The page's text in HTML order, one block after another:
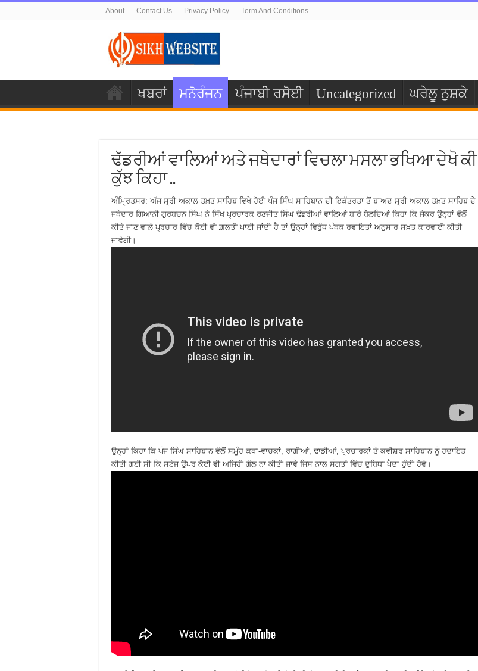
About Contact Us Privacy Policy Term And Conditions
ਖਬਰਾਂ ਮਨੋਰੰਜਨ ਪੰਜਾਬੀ ਰਸੋਈ Uncategorized ਘਰੇਲੂ ਨੁਸ਼ਕੇ
ਢੱਡਰੀਆਂ ਵਾਲਿਆਂ ਅਤੇ ਜਥੇਦਾਰਾਂ ਵਿਚਲਾ ਮਸਲਾ ਭਖਿਆ ਦੇਖੋ ਕੀ
ਕੁੱਝ ਕਿਹਾ ..
ਅੰਮ੍ਰਿਤਸਰ: ਅੱਜ ਸ੍ਰੀ ਅਕਾਲ ਤਖ਼ਤ ਸਾਹਿਬ ਵਿਖੇ ਹੋਈ ਪੰਜ ਸਿੰਘ ਸਾਹਿਬਾਨ ਦੀ ਇਕੱਤਰਤਾ ਤੋਂ ਬਾਅਦ ਸ੍ਰੀ ਅਕਾਲ ਤਖ਼ਤ ਸਾਹਿਬ ਦੇ
ਜਥੇਦਾਰ ਗਿਆਨੀ ਗੁਰਬਚਨ ਸਿੰਘ ਨੇ ਸਿੱਖ ਪ੍ਰਚਾਰਕ ਰਣਜੀਤ ਸਿੰਘ ਢੱਡਰੀਆਂ ਵਾਲਿਆਂ ਬਾਰੇ ਬੋਲਦਿਆਂ ਕਿਹਾ ਕਿ ਜੇਕਰ ਉਨ੍ਹਾਂ ਵੱਲੋਂ
ਕੀਤੇ ਜਾਣ ਵਾਲੇ ਪ੍ਰਚਾਰ ਵਿੱਚ ਕੋਈ ਵੀ ਗ਼ਲਤੀ ਪਾਈ ਜਾਂਦੀ ਹੈ ਤਾਂ ਉਨ੍ਹਾਂ ਵਿਰੁੱਧ ਪੰਥਕ ਰਵਾਇਤਾਂ ਅਨੁਸਾਰ ਸਖ਼ਤ ਕਾਰਵਾਈ ਕੀਤੀ
ਜਾਵੇਗੀ।
ਉਨ੍ਹਾਂ ਕਿਹਾ ਕਿ ਪੰਜ ਸਿੰਘ ਸਾਹਿਬਾਨ ਵੱਲੋਂ ਸਮੂੰਹ ਕਥਾ-ਵਾਚਕਾਂ, ਰਾਗੀਆਂ, ਢਾਡੀਆਂ, ਪ੍ਰਚਾਰਕਾਂ ਤੇ ਕਵੀਸ਼ਰ ਸਾਹਿਬਾਨ ਨੂੰ ਹਦਾਇਤ
ਕੀਤੀ ਗਈ ਸੀ ਕਿ ਸਟੇਜ ਉਪਰ ਕੋਈ ਵੀ ਅਜਿਹੀ ਗੱਲ ਨਾ ਕੀਤੀ ਜਾਵੇ ਜਿਸ ਨਾਲ ਸੰਗਤਾਂ ਵਿੱਚ ਦੁਬਿਧਾ ਪੈਦਾ ਹੁੰਦੀ ਹੋਵੇ।